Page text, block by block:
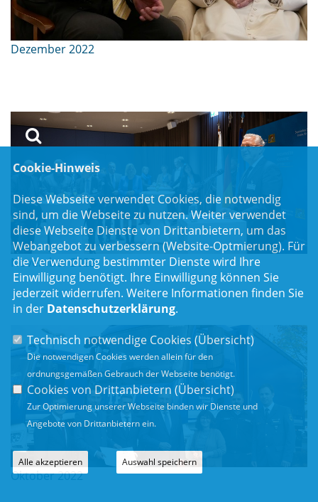
Dezember 2022
November 2022
Oktober 2022
Cookie-Hinweis
Diese Webseite verwendet Cookies, die notwendig
sind, um die Webseite zu nutzen. Weiter verwendet
diese Webseite Dienste von Drittanbietern, um das
Webangebot zu verbessern (Website-Optmierung). Für
die Verwendung bestimmter Dienste wird Ihre
Einwilligung benötigt. Ihre Einwilligung können Sie
jederzeit widerrufen. Weitere Informationen finden Sie
in der Datenschutzerklärung.
Technisch notwendige Cookies (Übersicht)
Die notwendigen Cookies werden allein für den
ordnungsgemäßen Gebrauch der Webseite benötigt.
Cookies von Drittanbietern (Übersicht)
Zur Optimierung unserer Webseite binden wir Dienste und
Angebote von Drittanbietern ein.
Alle akzeptieren Auswahl speichern